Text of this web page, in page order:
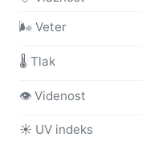
🌬️ Veter
🌡️ Tlak
👁️ Videnost
☀️ UV indeks